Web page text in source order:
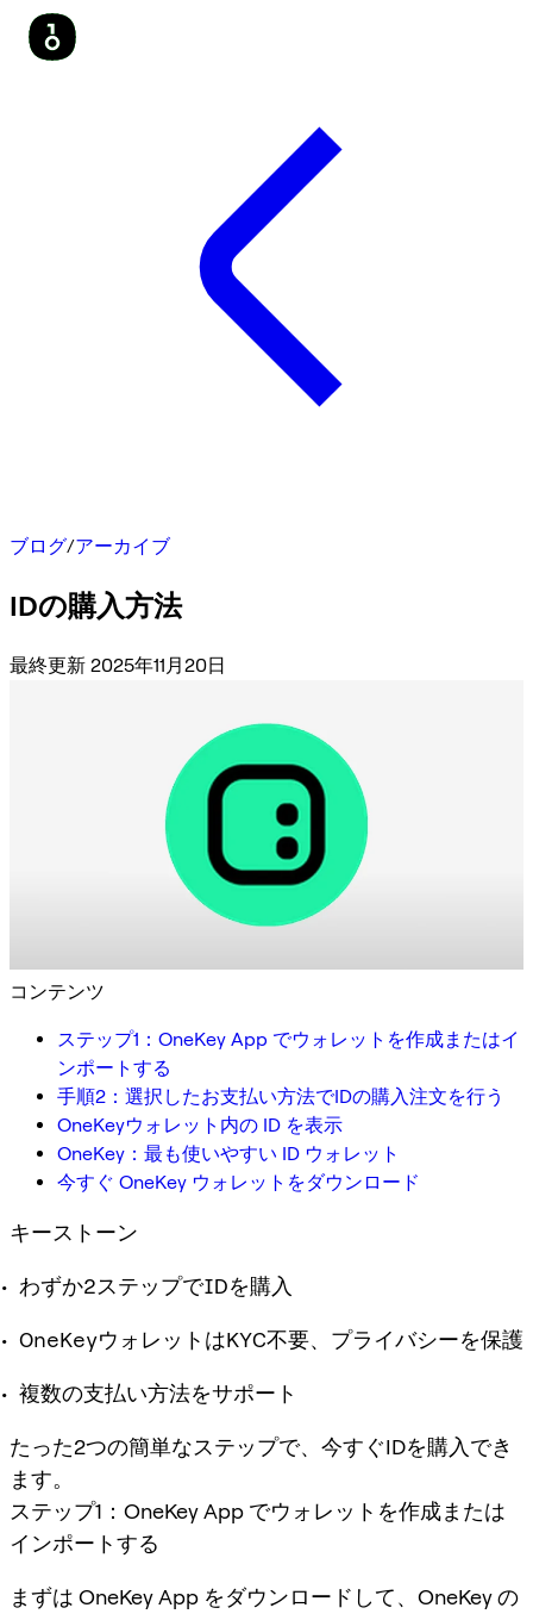
ブログ/アーカイブ
IDの購入方法
最終更新 2025年11月20日
コンテンツ
ステップ1：OneKey App でウォレットを作成またはイ
ンポートする
手順2：選択したお支払い方法でIDの購入注文を行う
OneKeyウォレット内の ID を表示
OneKey：最も使いやすい ID ウォレット
今すぐ OneKey ウォレットをダウンロード
キーストーン
わずか2ステップでIDを購入
OneKeyウォレットはKYC不要、プライバシーを保護
複数の支払い方法をサポート
たった2つの簡単なステップで、今すぐIDを購入でき
ます。
ステップ1：OneKey App でウォレットを作成または
インポートする
まずは OneKey App をダウンロードして、OneKey の